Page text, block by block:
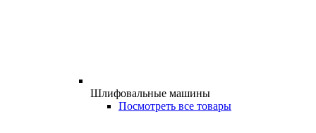
Шлифовальные машины
Посмотреть все товары